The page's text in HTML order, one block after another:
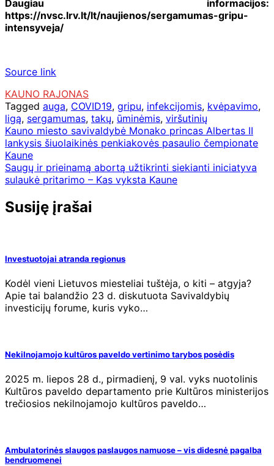
Daugiau informacijos:
https://nvsc.lrv.lt/lt/naujienos/sergamumas-gripu-
intensyveja/
Source link
KAUNO RAJONAS
Tagged auga, COVID19, gripu, infekcijomis, kvėpavimo,
ligą, sergamumas, takų, ūminėmis, viršutinių
Navigacija
tarp
įrašų
Kauno miesto savivaldybė Monako princas Albertas II
lankysis šiuolaikinės penkiakovės pasaulio čempionate
Kaune
Saugų ir prieinamą abortą užtikrinti siekianti iniciatyva
sulaukė pritarimo – Kas vyksta Kaune
Susiję įrašai
Investuotojai atranda regionus
Kodėl vieni Lietuvos miesteliai tuštėja, o kiti – atgyja?
Apie tai balandžio 23 d. diskutuota Savivaldybių
investicijų forume, kuris vyko…
Nekilnojamojo kultūros paveldo vertinimo tarybos posėdis
2025 m. liepos 28 d., pirmadienį, 9 val. vyks nuotolinis
Kultūros paveldo departamento prie Kultūros ministerijos
trečiosios nekilnojamojo kultūros paveldo…
Ambulatorinės slaugos paslaugos namuose – vis didesnė pagalba
bendruomenei